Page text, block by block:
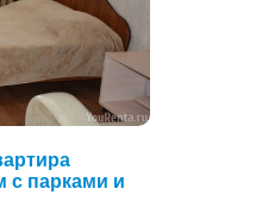
с парками и